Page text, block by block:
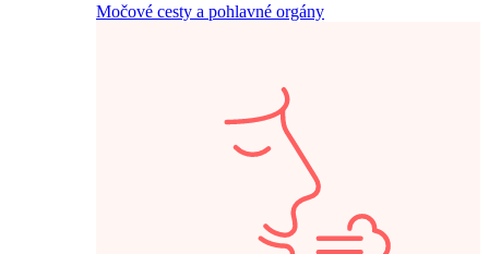
Močové cesty a pohlavné orgány